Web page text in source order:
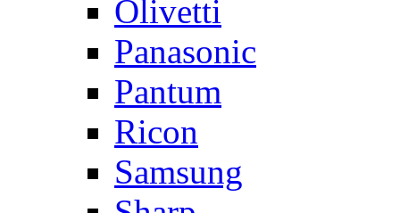
Olivetti
Panasonic
Pantum
Ricon
Samsung